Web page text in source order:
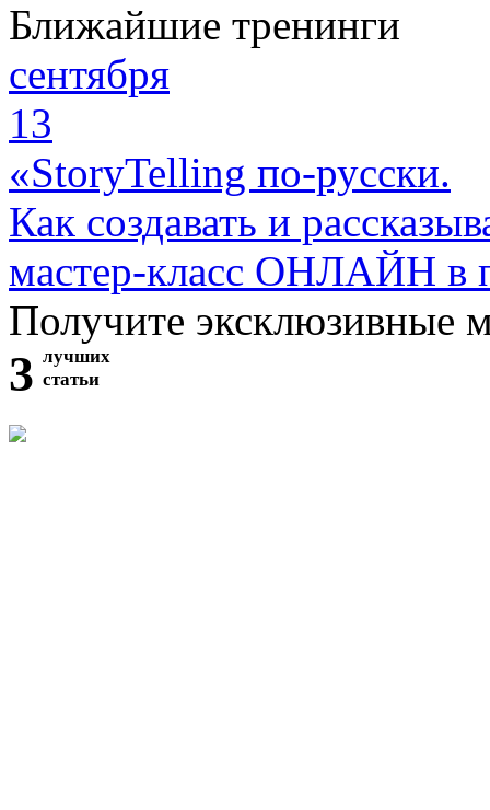
Ближайшие тренинги
сентября
13
«StoryTelling по-русски.
Как создавать и
мастер-класс ОНЛАЙН в
Получите эксклюзивные
3 лучших
статьи